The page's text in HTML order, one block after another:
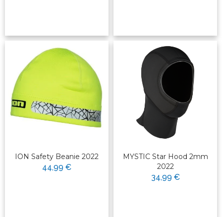
ION Safety Beanie 2022
44,99 €
MYSTIC Star Hood 2mm
2022
34,99 €